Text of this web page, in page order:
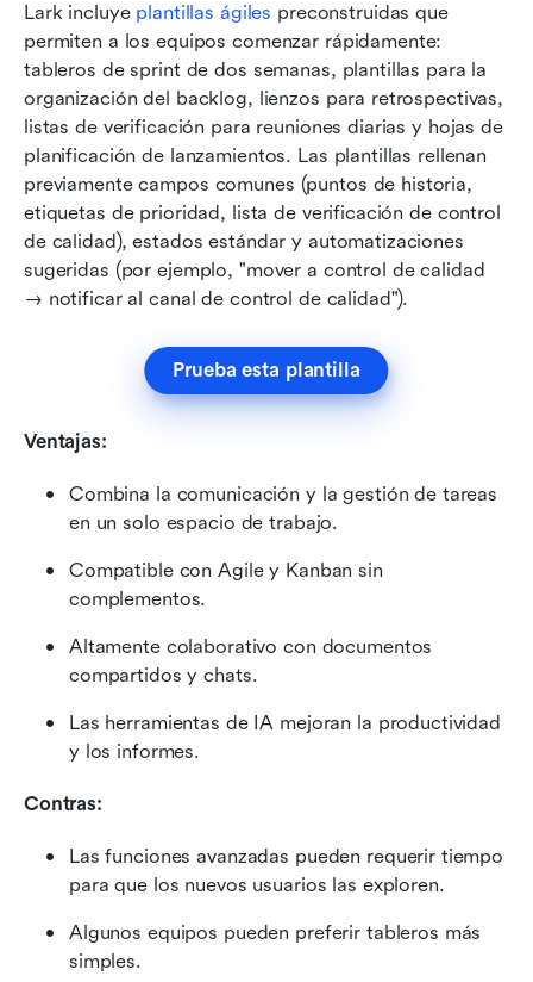
Lark incluye plantillas ágiles preconstruidas que
permiten a los equipos comenzar rápidamente:
tableros de sprint de dos semanas, plantillas para la
organización del backlog, lienzos para retrospectivas,
listas de verificación para reuniones diarias y hojas de
planificación de lanzamientos. Las plantillas rellenan
previamente campos comunes (puntos de historia,
etiquetas de prioridad, lista de verificación de control
de calidad), estados estándar y automatizaciones
sugeridas (por ejemplo, "mover a control de calidad
→ notificar al canal de control de calidad").
Prueba esta plantilla
Ventajas:
Combina la comunicación y la gestión de tareas
en un solo espacio de trabajo.
Compatible con Agile y Kanban sin
complementos.
Altamente colaborativo con documentos
compartidos y chats.
Las herramientas de IA mejoran la productividad
y los informes.
Contras:
Las funciones avanzadas pueden requerir tiempo
para que los nuevos usuarios las exploren.
Algunos equipos pueden preferir tableros más
simples.